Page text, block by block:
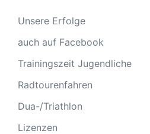
Unsere Erfolge
auch auf Facebook
Trainingszeit Jugendliche
Radtourenfahren
Dua-/Triathlon
Lizenzen